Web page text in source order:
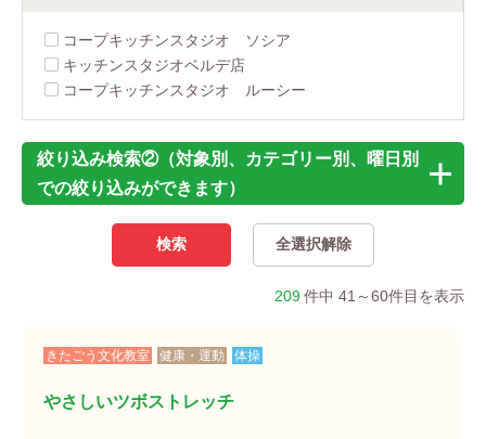
コープキッチンスタジオ ソシア
キッチンスタジオベルデ店
コープキッチンスタジオ ルーシー
絞り込み検索②（対象別、カテゴリー別、曜日別
での絞り込みができます）
209件中 41～60件目を表示
きたごう文化教室 健康・運動 体操
やさしいツボストレッチ